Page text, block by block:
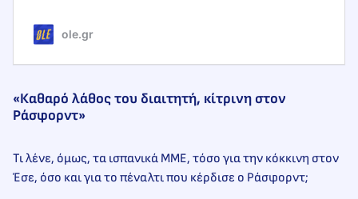
ole.gr
«Καθαρό λάθος του διαιτητή, κίτρινη στον
Ράσφορντ»
Τι λένε, όμως, τα ισπανικά ΜΜΕ, τόσο για την κόκκινη στον
Έσε, όσο και για το πέναλτι που κέρδισε ο Ράσφορντ;